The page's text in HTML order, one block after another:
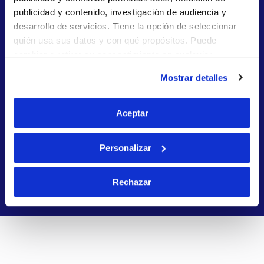
publicidad y contenido, investigación de audiencia y
desarrollo de servicios. Tiene la opción de seleccionar
quién usa sus datos y con qué propósitos. Puede
cambiar o retirar su consentimiento en cualquier
Si lo permite, también quisiéramos:
Recopilar información sobre su ubicación
Identificar su dispositivo analizándolo activamente
para buscar características específicas (huellas
digitales)
Obtenga más información sobre cómo se procesan sus
Mostrar detalles
Aceptar
Personalizar
Rechazar
Valencia Sevilla
Ver todas las ciudades